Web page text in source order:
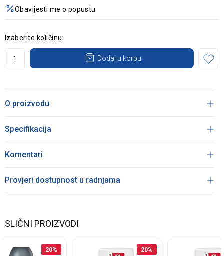
Obavijesti me o popustu
Izaberite količinu:
Dodaj u korpu
O proizvodu
Specifikacija
Komentari
Provjeri dostupnost u radnjama
SLIČNI PROIZVODI
20% 20%